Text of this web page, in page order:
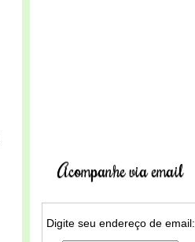
Acompanhe via email
Digite seu endereço de email: